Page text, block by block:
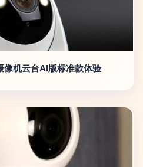
机云台AI版标准款体验